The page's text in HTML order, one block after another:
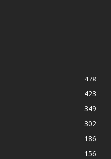
478
423
349
302
186
156